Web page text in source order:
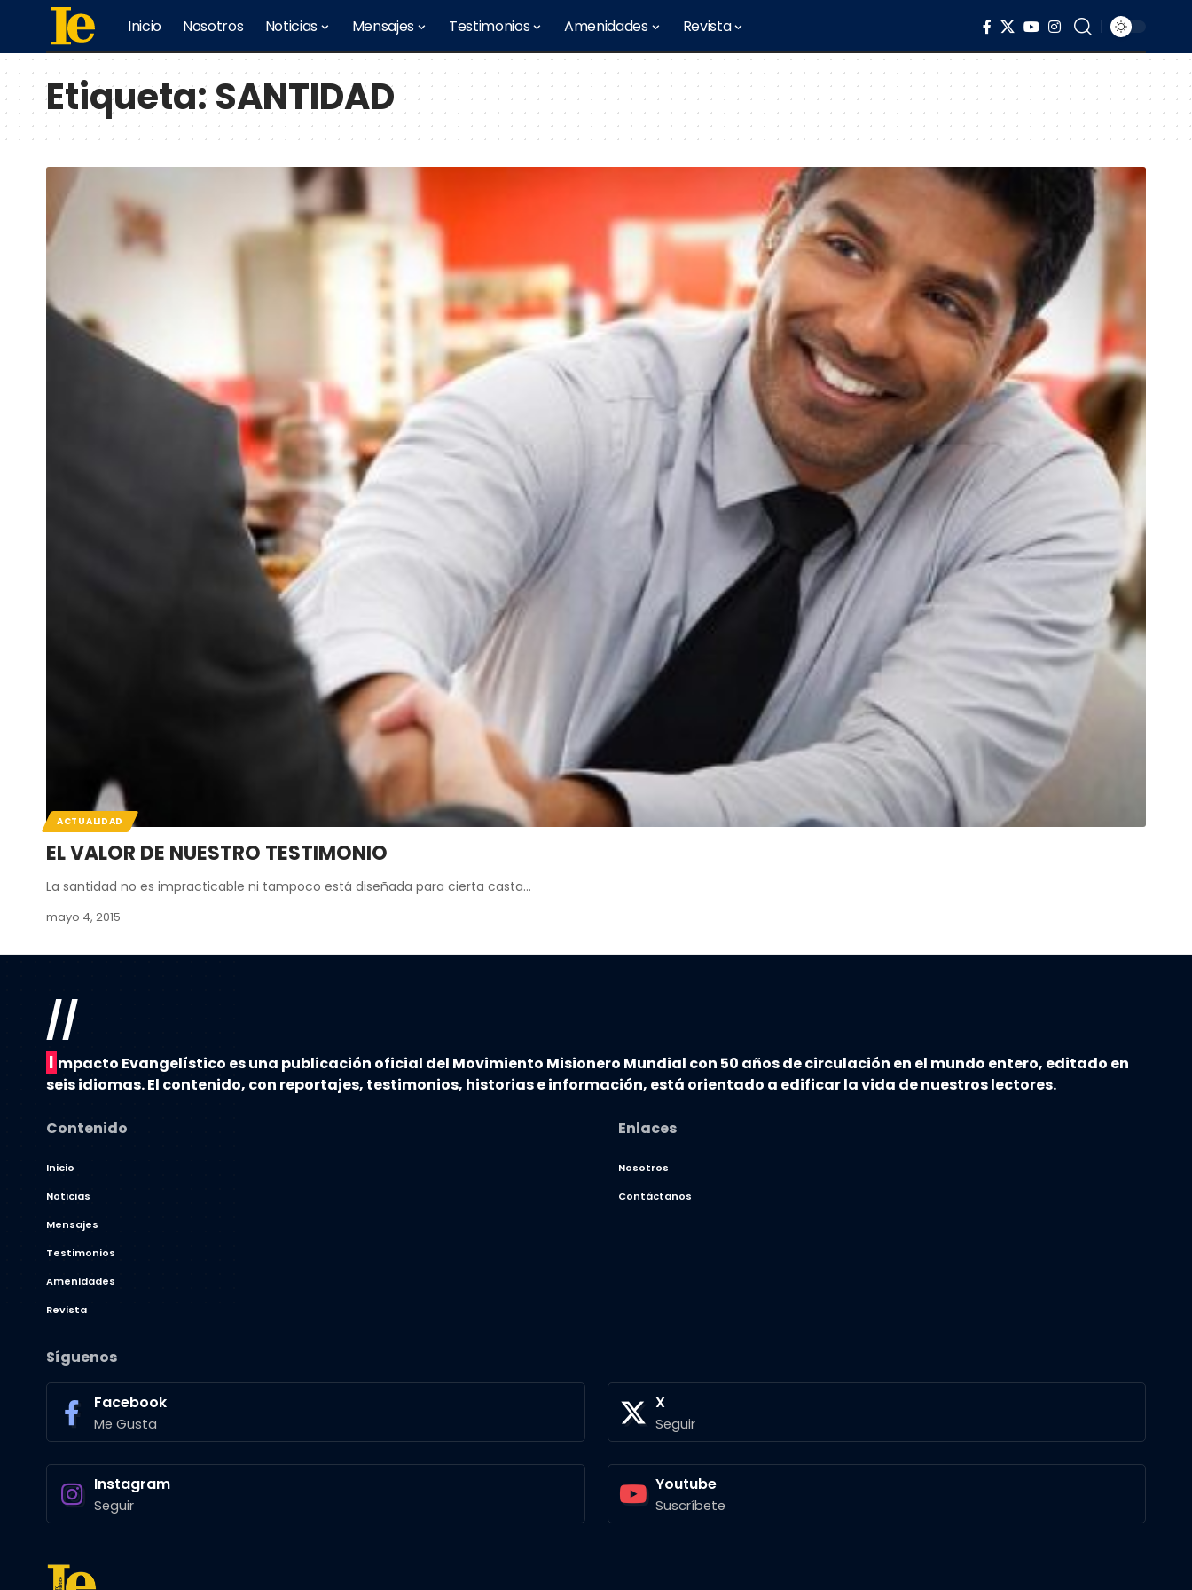
Inicio Nosotros Noticias Mensajes Testimonios Amenidades Revista
Etiqueta:SANTIDAD
ACTUALIDAD
EL VALOR DE NUESTRO TESTIMONIO
La santidad no es impracticable ni tampoco está diseñada para cierta casta…
mayo 4, 2015
//
I mpacto Evangelístico es una publicación oficial del Movimiento Misionero Mundial con 50 años de circulación en el mundo entero, editado en
seis idiomas. El contenido, con reportajes, testimonios, historias e información, está orientado a edificar la vida de nuestros lectores.
Contenido
Inicio
Noticias
Mensajes
Testimonios
Amenidades
Revista
Enlaces
Nosotros
Contáctanos
Síguenos
Facebook
Me Gusta
X
Seguir
Instagram
Seguir
Youtube
Suscríbete